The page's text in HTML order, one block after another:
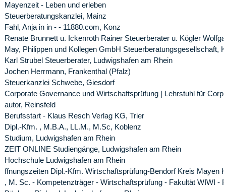
Mayenzeit - Leben und erleben
Steuerberatungskanzlei, Mainz
Fahl, Anja in in - - 11880.com, Konz
Renate Brunnett u. Ickenroth Rainer Steuerberater u. Kögler
May, Philippen und Kollegen GmbH Steuerberatungsgesellschaft,
Karl Strubel Steuerberater, Ludwigshafen am Rhein
Jochen Herrmann, Frankenthal (Pfalz)
Steuerkanzlei Schwebe, Giesdorf
Corporate Governance und Wirtschaftsprüfung | Lehrstuhl für
autor, Reinsfeld
Berufsstart - Klaus Resch Verlag KG, Trier
Dipl.-Kfm. , M.B.A., LL.M., M.Sc, Koblenz
Studium, Ludwigshafen am Rhein
ZEIT ONLINE Studiengänge, Ludwigshafen am Rhein
Hochschule Ludwigshafen am Rhein
ffnungszeiten Dipl.-Kfm. Wirtschaftsprüfung-Bendorf Kreis Mayen
, M. Sc. - Kompetenzträger - Wirtschaftsprüfung - Fakultät WIWI -